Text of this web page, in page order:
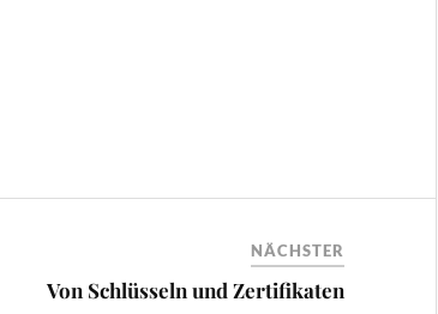
NÄCHSTER
Von Schlüsseln und Zertifikaten